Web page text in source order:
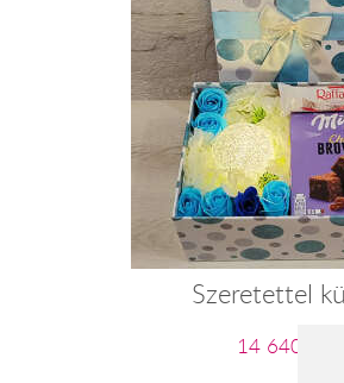
Szeretettel
14 640 Ft-tól